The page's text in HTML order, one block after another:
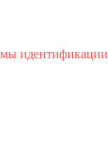
идентификации